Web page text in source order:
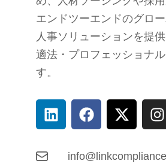
エンドツーエンドのグロ
人事ソリューションを提供
適法・プロフェッショナ
す。